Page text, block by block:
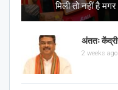
मिली तो नहीं है
अंततः
2 weeks ago